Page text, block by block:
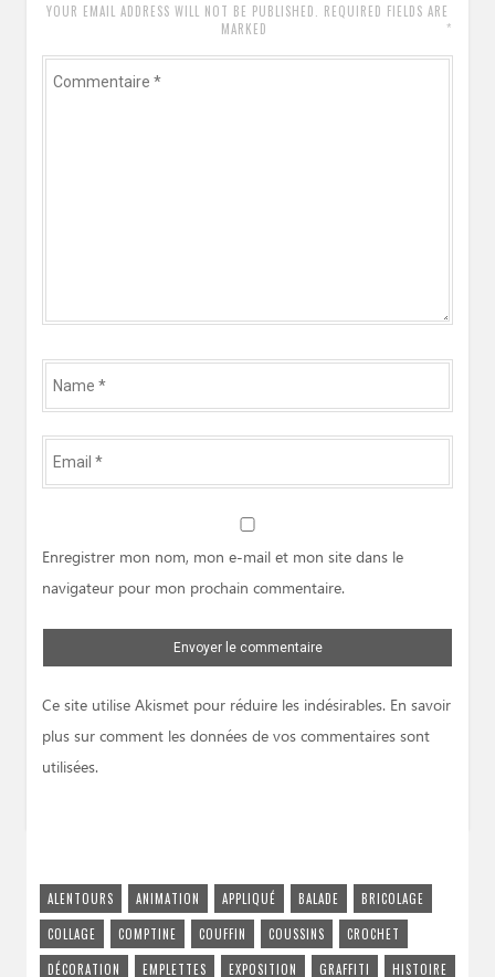
YOUR EMAIL ADDRESS WILL NOT BE PUBLISHED. REQUIRED FIELDS ARE
MARKED
*
Commentaire
Name
*
Email
*
Enregistrer mon nom, mon e-mail et mon site dans le
navigateur pour mon prochain commentaire.
Ce site utilise Akismet pour réduire les indésirables. En savoir
plus sur comment les données de vos commentaires sont
utilisées.
ALENTOURS ANIMATION APPLIQUÉ BALADE
BRICOLAGE
COLLAGE
COMPTINE COUFFIN COUSSINS
CROCHET
DÉCORATION
EMPLETTES EXPOSITION GRAFFITI HISTOIRE